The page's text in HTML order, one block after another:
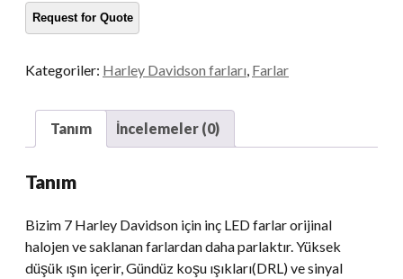
miktar
Kategoriler: Harley Davidson farları Farlar
Tanım İncelemeler (0)
Tanım
Bizim 7 Harley Davidson için inç LED farlar orijinal
halojen ve saklanan farlardan daha parlaktır. Yüksek
düşük ışın içerir, Gündüz koşu ışıkları(DRL) ve sinyal